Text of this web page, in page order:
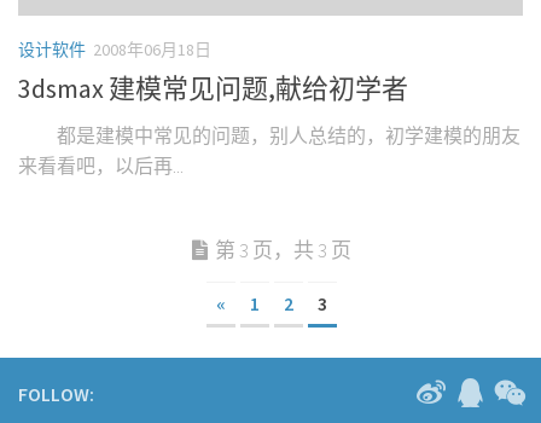
设计软件 2008年06月18日
3dsmax 建模常见问题,献给初学者
都是建模中常见的问题，别人总结的，初学建模的朋友
来看看吧，以后再...
第 3 页，共 3 页
« 1 2 3
FOLLOW: